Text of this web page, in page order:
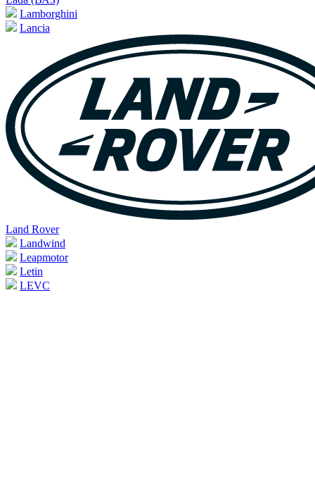
Lamborghini
Lancia
Land Rover
Landwind
Leapmotor
Letin
LEVC